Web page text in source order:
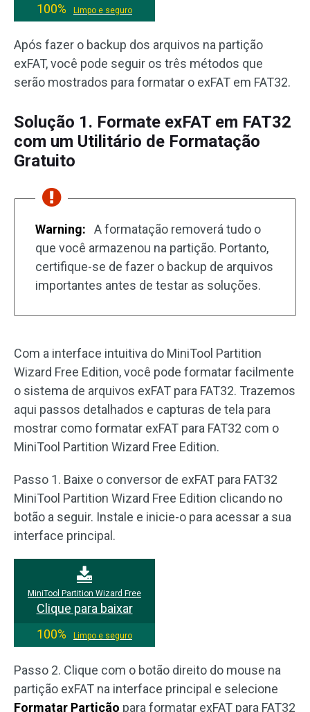
100%
Limpo e seguro
Após fazer o backup dos arquivos na partição
exFAT, você pode seguir os três métodos que
serão mostrados para formatar o exFAT em FAT32.
Solução 1. Formate exFAT em FAT32
com um Utilitário de Formatação
Gratuito
Warning:
A formatação removerá tudo o
que você armazenou na partição. Portanto,
certifique-se de fazer o backup de arquivos
importantes antes de testar as soluções.
Com a interface intuitiva do MiniTool Partition
Wizard Free Edition, você pode formatar facilmente
o sistema de arquivos exFAT para FAT32. Trazemos
aqui passos detalhados e capturas de tela para
mostrar como formatar exFAT para FAT32 com o
MiniTool Partition Wizard Free Edition.
Passo 1. Baixe o conversor de exFAT para FAT32
MiniTool Partition Wizard Free Edition clicando no
botão a seguir. Instale e inicie-o para acessar a sua
interface principal.
MiniTool Partition Wizard Free
Clique para baixar
100%
Limpo e seguro
Passo 2. Clique com o botão direito do mouse na
partição exFAT na interface principal e selecione
Formatar Partição para formatar exFAT para FAT32